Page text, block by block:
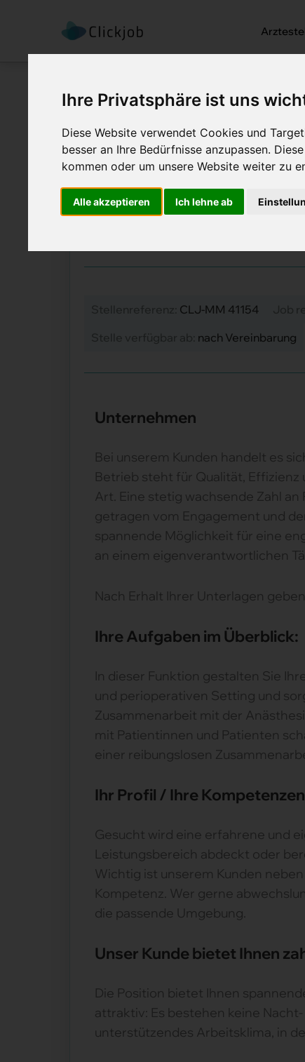
Ihre Privatsphäre ist uns
Diese Website verwendet Cookies und
besser an Ihre Bedürfnisse anzupassen.
kommen oder um unsere Website weiter zu
Alle akzeptieren Ich lehne ab
Startseite/Ärztejobs/Fachärztin
Fachärztin
CLJ-MM 41154
nach Vereinbarung
Unternehmen
Bei unserem Kunden handelt es
Betrieb steht für Qualität,
Art. Eine stetig wachsende Zahl
getragen vom Engagement und
spannende Möglichkeit für eine
an einem eigenverantwortlichen
Nach Erhalt Ihrer Unterlagen
Ihre Aufgaben im Überblick:
In dieser Funktion gestalten Sie
und perioperativen Setting und
Zusammenarbeit mit der
mit Patientinnen und Patienten
einer reibungslosen
Ihr Profil / Ihre
Gesucht wird eine erfahrene und
Leistungsbereich abdeckt oder
Wichtig ist unserem Kunden
Kompetenz. Wer gerne
die passende Umgebung.
Unser Kunde bietet Ihnen
Die Position bietet Ihnen
attraktiv: Es bestehen keine
unterstützendes Arbeitsklima, in